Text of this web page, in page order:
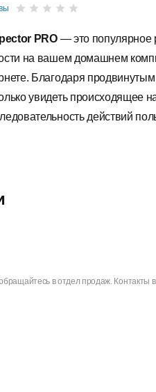
PRO — это популярное
на вашем домашнем
Благодаря
увидеть происходящее
действий
в отдел продаж. Контакты